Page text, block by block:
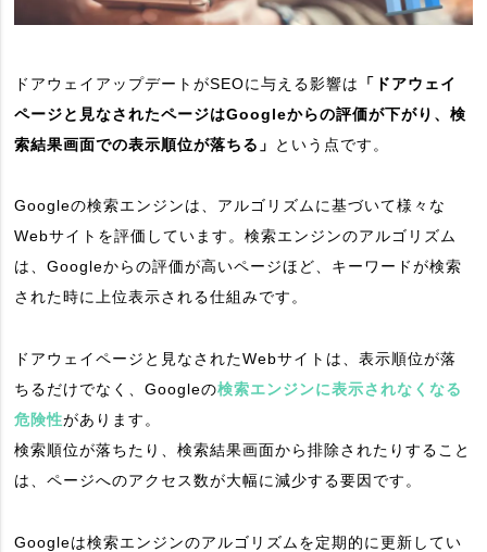
ドアウェイアップデートがSEOに与える影響は
「ドアウェイ
ページと見なされたページはGoogleからの評価が下がり、検
索結果画面での表示順位が落ちる」
という点です。
Googleの検索エンジンは、アルゴリズムに基づいて様々な
Webサイトを評価しています。検索エンジンのアルゴリズム
は、Googleからの評価が高いページほど、キーワードが検索
された時に上位表示される仕組みです。
ドアウェイページと見なされたWebサイトは、表示順位が落
ちるだけでなく、Googleの検索エンジンに表示されなくなる
危険性があります。
検索順位が落ちたり、検索結果画面から排除されたりすること
は、ページへのアクセス数が大幅に減少する要因です。
Googleは検索エンジンのアルゴリズムを定期的に更新してい